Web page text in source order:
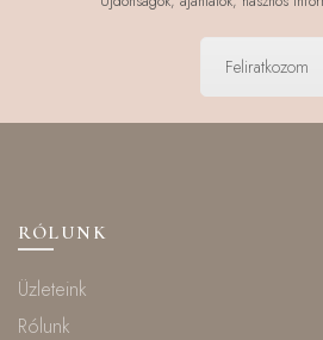
Feliratkozom
RÓLUNK
Üzleteink
Rólunk